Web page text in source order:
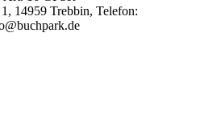
14959 Trebbin, Telefon: